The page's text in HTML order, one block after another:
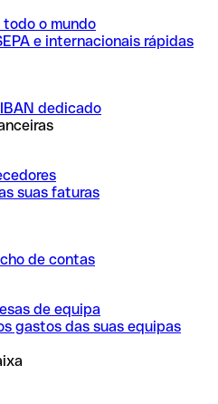
todo o mundo
e internacionais rápidas
dedicado
suas faturas
de contas
de equipa
gastos das suas equipas